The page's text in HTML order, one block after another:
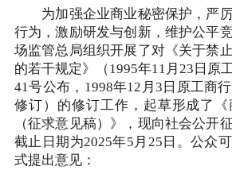
为加强企业商业秘密保护，严厉
行为，激励研发与创新，维护公平
场监管总局组织开展了对《关于禁
的若干规定》（1995年11月23日原
41号公布，1998年12月3日原工商
修订）的修订工作，起草形成了
（征求意见稿）》，现向社会公开
截止日期为2025年5月25日。公众
式提出意见：